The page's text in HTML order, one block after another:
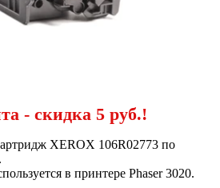
- скидка 5 руб.!
XEROX 106R02773 по
в принтере Phaser 3020.